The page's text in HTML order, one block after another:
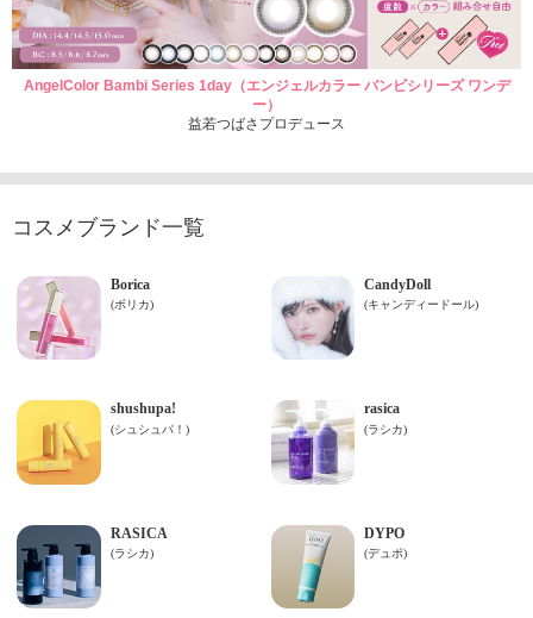
AngelColor Bambi Series 1day（エンジェルカラー バンビシリーズ ワンデ
ー）
益若つばさプロデュース
コスメブランド一覧